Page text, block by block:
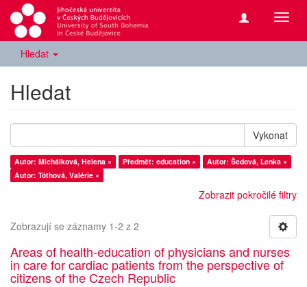
Hledat
Hledat
Vykonat
Autor: Michálková, Helena × Předmět: education ×
Autor: Šedová, Lenka ×
Autor: Tóthová, Valérie ×
Zobrazit pokročilé filtry
Zobrazují se záznamy 1-2 z 2
Areas of health-education of physicians and nurses
in care for cardiac patients from the perspective of
citizens of the Czech Republic